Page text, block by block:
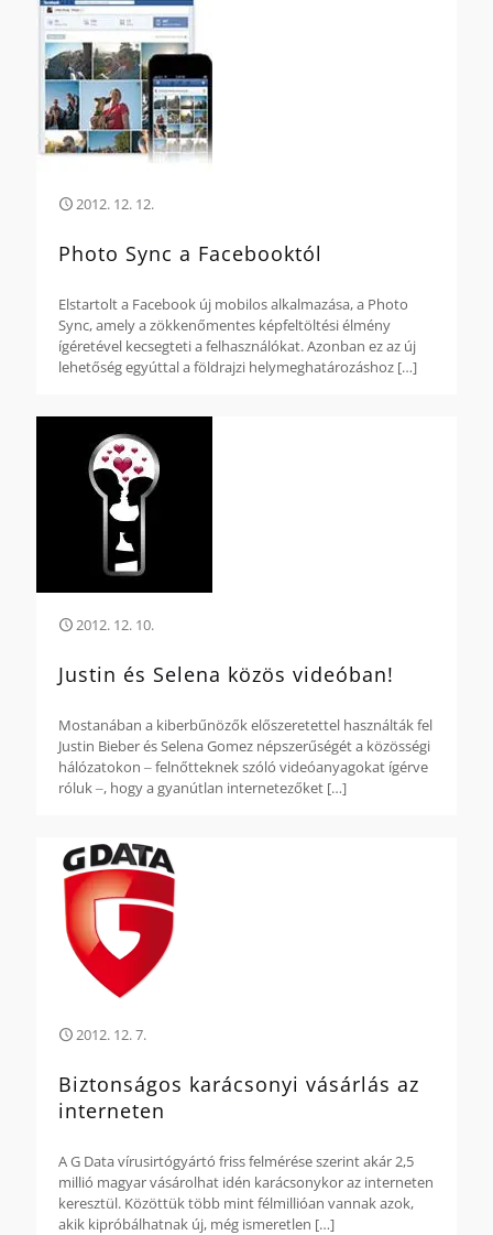
2012. 12. 12.
Photo Sync a Facebooktól
Elstartolt a Facebook új mobilos alkalmazása, a Photo
Sync, amely a zökkenőmentes képfeltöltési élmény
ígéretével kecsegteti a felhasználókat. Azonban ez az új
lehetőség egyúttal a földrajzi helymeghatározáshoz […]
2012. 12. 10.
Justin és Selena közös videóban!
Mostanában a kiberbűnözők előszeretettel használták fel
Justin Bieber és Selena Gomez népszerűségét a közösségi
hálózatokon ‒ felnőtteknek szóló videóanyagokat ígérve
róluk ‒, hogy a gyanútlan internetezőket […]
2012. 12. 7.
Biztonságos karácsonyi vásárlás az
interneten
A G Data vírusirtógyártó friss felmérése szerint akár 2,5
millió magyar vásárolhat idén karácsonykor az interneten
keresztül. Közöttük több mint félmillióan vannak azok,
akik kipróbálhatnak új, még ismeretlen […]